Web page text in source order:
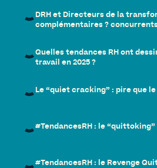
DRH et Directeurs de la
complémentaires ?
Quelles tendances RH ont
travail en 2025 ?
Le “quiet cracking” : pire que
#TendancesRH : le “quittoking”
#TendancesRH : le Revenge